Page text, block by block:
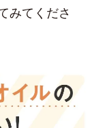
みてくださ